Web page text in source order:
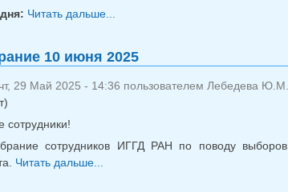
Читать дальше...
10 июня 2025
29 Май 2025 - 14:36 пользователем Лебедева Ю.М.
сотрудники!
сотрудников ИГГД РАН по поводу
Читать дальше...